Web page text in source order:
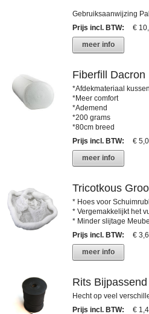
Gebruiksaanwijzing
Prijs incl. BTW:
€
meer info
Fiberfill Dacron
*Afdekmateriaal
*Meer comfort
*Ademend
*200 grams
*80cm breed
Prijs incl. BTW:
€
meer info
Tricotkous
* Hoes voor
* Vergemakkelijkt het
* Minder slijtage
Prijs incl. BTW:
€
meer info
Rits Bijpassend
Hecht op veel
Prijs incl. BTW: €